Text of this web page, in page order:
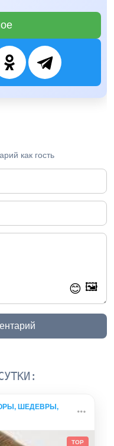
как гость
😊 🖼️
ШЕДЕВРЫ,
TOP